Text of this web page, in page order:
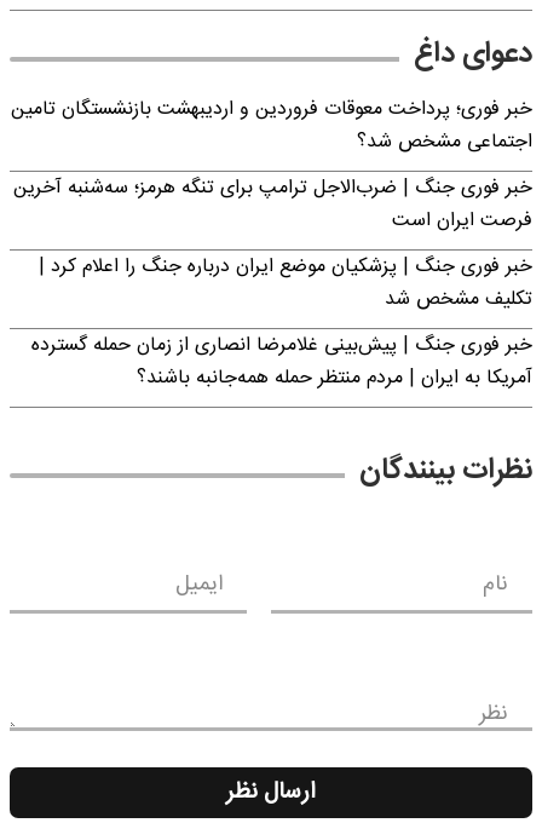
دعوای داغ
خبر فوری؛ پرداخت معوقات فروردین و اردیبهشت بازنشستگان تامین
اجتماعی مشخص شد؟
خبر فوری جنگ | ضرب‌الاجل ترامپ برای تنگه هرمز؛ سه‌شنبه آخرین
فرصت ایران است
خبر فوری جنگ | پزشکیان موضع ایران درباره جنگ را اعلام کرد |
تکلیف مشخص شد
خبر فوری جنگ | پیش‌بینی غلامرضا انصاری از زمان حمله گسترده
آمریکا به ایران | مردم منتظر حمله همه‌جانبه باشند؟
نظرات بینندگان
نام ایمیل
نظر
ارسال نظر